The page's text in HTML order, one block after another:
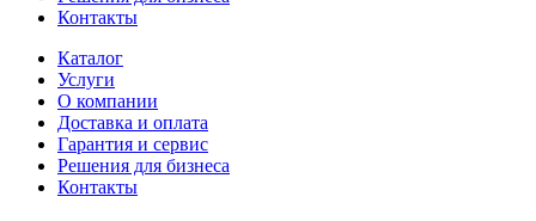
Контакты
Каталог
Услуги
О компании
Доставка и оплата
Гарантия и сервис
Решения для бизнеса
Контакты